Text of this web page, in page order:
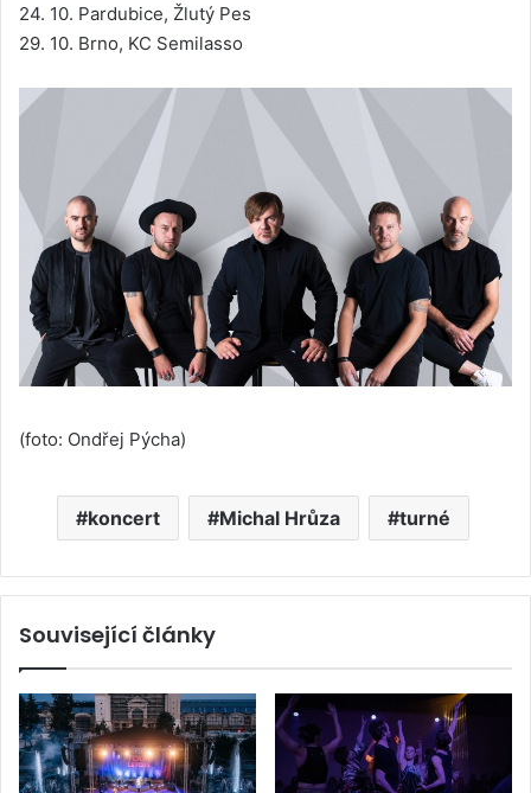
24. 10. Pardubice, Žlutý Pes
29. 10. Brno, KC Semilasso
(foto: Ondřej Pýcha)
koncert Michal Hrůza turné
Související články